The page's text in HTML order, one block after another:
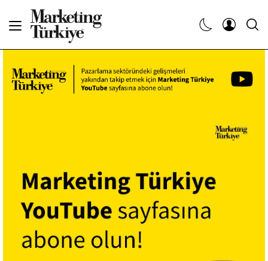
Haberler
Etkinlikler
Söyleşiler
Kariyer